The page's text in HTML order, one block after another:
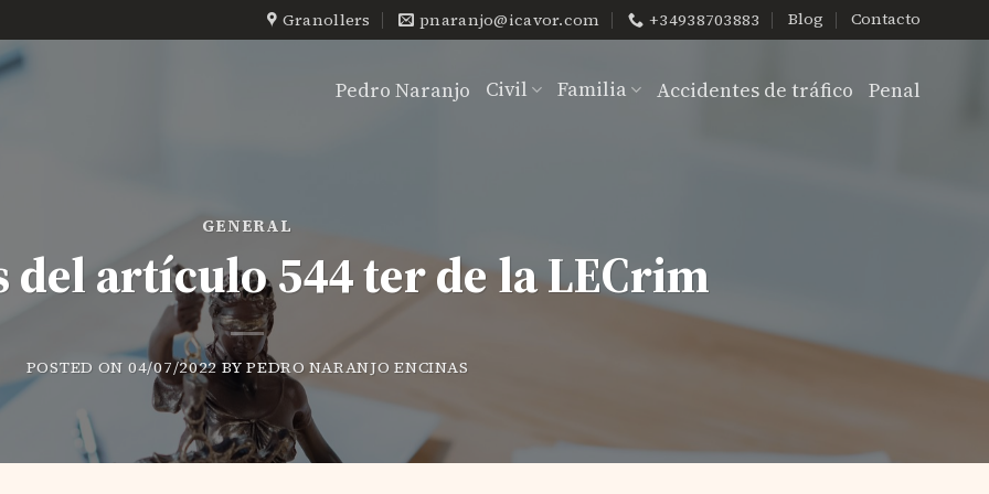
Granollers pnaranjo@icavor.com +34938703883 Blog Contacto
Pedro Naranjo Civil Familia Accidentes de tráfico Penal
GENERAL
del artículo 544 ter de la LECrim
POSTED ON 04/07/2022BYPEDRO NARANJO ENCINAS